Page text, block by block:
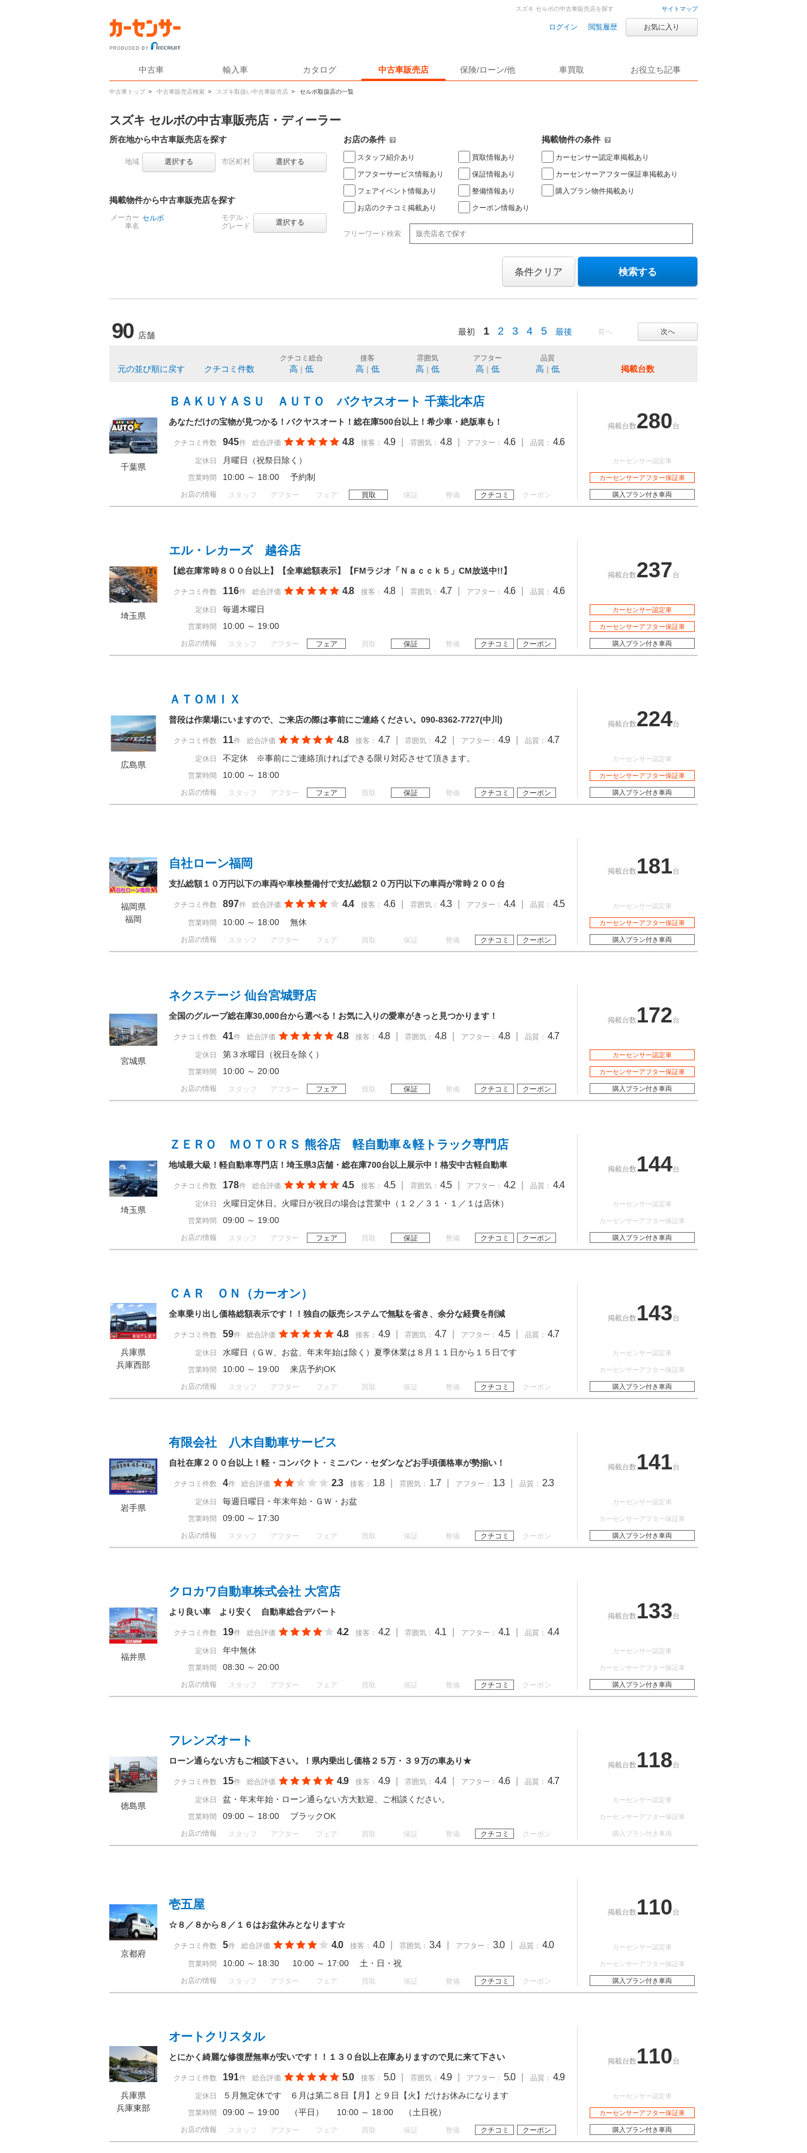
サイトマップ
ログイン 閲覧履歴 お気に入り
中古車 輸入車 カタログ 中古車販売店 保険/ローン/他 車買取 お役立ち記事
中古車トップ > 中古車販売店検索 > スズキ取扱い中古車販売店 > セルボ取扱店の一覧
スズキ セルボの中古車販売店を探す
スズキ セルボの中古車販売店・ディーラー
所在地から中古車販売店を探す
地域 選択する 市区町村 選択する
掲載物件から中古車販売店を探す
メーカー
車名
セルボ
モデル・
グレード
選択する
お店の条件
スタッフ紹介あり
アフターサービス情報あり
フェアイベント情報あり
お店のクチコミ掲載あり
買取情報あり
保証情報あり
整備情報あり
クーポン情報あり
掲載物件の条件
カーセンサー認定車掲載あり
カーセンサーアフター保証車掲載あり
購入プラン物件掲載あり
フリーワード検索
条件クリア 検索する
90 店舗 前へ 次へ
最初 1 2 3 4 5 最後
元の並び順に戻す クチコミ件数
クチコミ総合
高 低
接客
高 低
雰囲気
高 低
アフター
高 低
品質
高 低 掲載台数
千葉県
ＢＡＫＵＹＡＳＵ ＡＵＴＯ バクヤスオート 千葉北本店
あなただけの宝物が見つかる！バクヤスオート！総在庫500台以上！希少車・絶版車も！
クチコミ件数 945件 総合評価 4.8 接客： 4.9 雰囲気： 4.8 アフター： 4.6 品質： 4.6
定休日 月曜日（祝祭日除く）
営業時間 10:00 ～ 18:00 予約制
お店の情報 スタッフ アフター フェア 買取 保証 整備 クチコミ クーポン
掲載台数280台
カーセンサー認定車
カーセンサーアフター保証車
購入プラン付き車両
埼玉県
エル・レカーズ 越谷店
【総在庫常時８００台以上】【全車総額表示】【FMラジオ「Ｎａｃｃｋ５」CM放送中!!】
クチコミ件数 116件 総合評価 4.8 接客： 4.8 雰囲気： 4.7 アフター： 4.6 品質： 4.6
定休日 毎週木曜日
営業時間 10:00 ～ 19:00
お店の情報 スタッフ アフター フェア 買取 保証 整備 クチコミ クーポン
掲載台数237台
カーセンサー認定車
カーセンサーアフター保証車
購入プラン付き車両
広島県
ＡＴＯＭＩＸ
普段は作業場にいますので、ご来店の際は事前にご連絡ください。090-8362-7727(中川)
クチコミ件数 11件 総合評価 4.8 接客： 4.7 雰囲気： 4.2 アフター： 4.9 品質： 4.7
定休日 不定休 ※事前にご連絡頂ければできる限り対応させて頂きます。
営業時間 10:00 ～ 18:00
お店の情報 スタッフ アフター フェア 買取 保証 整備 クチコミ クーポン
掲載台数224台
カーセンサー認定車
カーセンサーアフター保証車
購入プラン付き車両
福岡県
福岡
自社ローン福岡
支払総額１０万円以下の車両や車検整備付で支払総額２０万円以下の車両が常時２００台
クチコミ件数 897件 総合評価 4.4 接客： 4.6 雰囲気： 4.3 アフター： 4.4 品質： 4.5
営業時間 10:00 ～ 18:00 無休
お店の情報 スタッフ アフター フェア 買取 保証 整備 クチコミ クーポン
掲載台数 181台
カーセンサー認定車
カーセンサーアフター保証車
購入プラン付き車両
宮城県
ネクステージ 仙台宮城野店
全国のグループ総在庫30,000台から選べる！お気に入りの愛車がきっと見つかります！
クチコミ件数 41件 総合評価 4.8 接客： 4.8 雰囲気： 4.8 アフター： 4.8 品質： 4.7
定休日 第３水曜日（祝日を除く）
営業時間 10:00 ～ 20:00
お店の情報 スタッフ アフター フェア 買取 保証 整備 クチコミ クーポン
掲載台数 172台
カーセンサー認定車
カーセンサーアフター保証車
購入プラン付き車両
埼玉県
ＺＥＲＯ ＭＯＴＯＲＳ 熊谷店 軽自動車＆軽トラック専門店
地域最大級！軽自動車専門店！埼玉県3店舗・総在庫700台以上展示中！格安中古軽自動車
クチコミ件数 178件 総合評価 4.5 接客： 4.5 雰囲気： 4.5 アフター： 4.2 品質： 4.4
定休日 火曜日定休日。火曜日が祝日の場合は営業中（１２／３１・１／１は店休）
営業時間 09:00 ～ 19:00
お店の情報 スタッフ アフター フェア 買取 保証 整備 クチコミ クーポン
掲載台数 144台
カーセンサー認定車
カーセンサーアフター保証車
購入プラン付き車両
兵庫県
兵庫西部
ＣＡＲ ＯＮ（カーオン）
全車乗り出し価格総額表示です！！独自の販売システムで無駄を省き、余分な経費を削減
クチコミ件数 59件 総合評価 4.8 接客： 4.9 雰囲気： 4.7 アフター： 4.5 品質： 4.7
定休日 水曜日（ＧＷ、お盆、年末年始は除く）夏季休業は８月１１日から１５日です
営業時間 10:00 ～ 19:00 来店予約OK
お店の情報 スタッフ アフター フェア 買取 保証 整備 クチコミ クーポン
掲載台数 143台
カーセンサー認定車
カーセンサーアフター保証車
購入プラン付き車両
岩手県
有限会社 八木自動車サービス
自社在庫２００台以上！軽・コンパクト・ミニバン・セダンなどお手頃価格車が勢揃い！
クチコミ件数 4件 総合評価 2.3 接客： 1.8 雰囲気： 1.7 アフター： 1.3 品質： 2.3
定休日 毎週日曜日・年末年始・ＧＷ・お盆
営業時間 09:00 ～ 17:30
お店の情報 スタッフ アフター フェア 買取 保証 整備 クチコミ クーポン
掲載台数 141台
カーセンサー認定車
カーセンサーアフター保証車
購入プラン付き車両
福井県
クロカワ自動車株式会社 大宮店
より良い車 より安く 自動車総合デパート
クチコミ件数 19件 総合評価 4.2 接客： 4.2 雰囲気： 4.1 アフター： 4.1 品質： 4.4
定休日 年中無休
営業時間 08:30 ～ 20:00
お店の情報 スタッフ アフター フェア 買取 保証 整備 クチコミ クーポン
掲載台数 133台
カーセンサー認定車
カーセンサーアフター保証車
購入プラン付き車両
徳島県
フレンズオート
ローン通らない方もご相談下さい。！県内乗出し価格２５万・３９万の車あり★
クチコミ件数 15件 総合評価 4.9 接客： 4.9 雰囲気： 4.4 アフター： 4.6 品質： 4.7
定休日 盆・年末年始・ローン通らない方大歓迎、ご相談ください。
営業時間 09:00 ～ 18:00 ブラックOK
お店の情報 スタッフ アフター フェア 買取 保証 整備 クチコミ クーポン
掲載台数 118台
カーセンサー認定車
カーセンサーアフター保証車
購入プラン付き車両
京都府
壱五屋
☆８／８から８／１６はお盆休みとなります☆
クチコミ件数 5件 総合評価 4.0 接客： 4.0 雰囲気： 3.4 アフター： 3.0 品質： 4.0
営業時間 10:00 ～ 18:30 10:00 ～ 17:00 土・日・祝
お店の情報 スタッフ アフター フェア 買取 保証 整備 クチコミ クーポン
掲載台数 110台
カーセンサー認定車
カーセンサーアフター保証車
購入プラン付き車両
兵庫県
兵庫東部
オートクリスタル
とにかく綺麗な修復歴無車が安いです！！１３０台以上在庫ありますので見に来て下さい
クチコミ件数 191件 総合評価 5.0 接客： 5.0 雰囲気： 4.9 アフター： 5.0 品質： 4.9
定休日 ５月無定休です ６月は第二８日【月】と９日【火】だけお休みになります
営業時間 09:00 ～ 19:00 （平日） 10:00 ～ 18:00 （土日祝）
お店の情報 スタッフ アフター フェア 買取 保証 整備 クチコミ クーポン
掲載台数 110台
カーセンサー認定車
カーセンサーアフター保証車
購入プラン付き車両